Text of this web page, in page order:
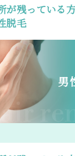
が残っている
脱毛
男